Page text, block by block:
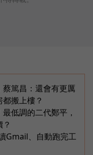
篤昌：還會有更厲
搬上樓？
低調的二代鄭平，
Gmail、自動跑完工